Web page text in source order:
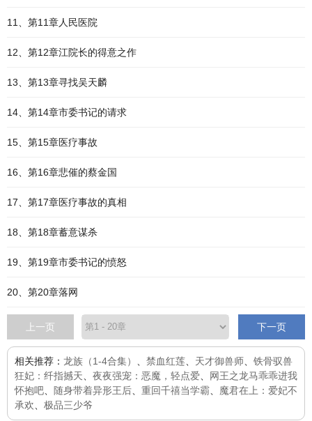
11、第11章人民医院
12、第12章江院长的得意之作
13、第13章寻找吴天麟
14、第14章市委书记的请求
15、第15章医疗事故
16、第16章悲催的蔡金国
17、第17章医疗事故的真相
18、第18章蓄意谋杀
19、第19章市委书记的愤怒
20、第20章落网
上一页 下一页
相关推荐： 龙族（1-4合集） 禁血红莲 天才御兽师
铁骨驭兽
狂妃：纤指撼天
夜夜强宠：恶魔，轻点爱
网王之龙马乖乖进我
怀抱吧
随身带着异形王后 重回千禧当学霸
魔君在上：爱妃不
承欢
极品三少爷